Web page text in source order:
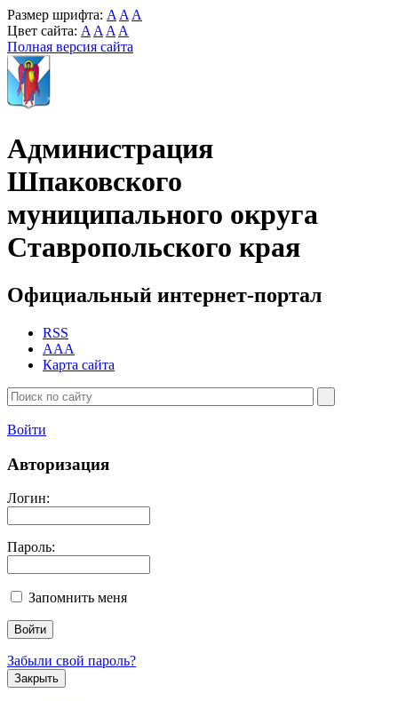
Размер шрифта: A A A
Цвет сайта: A A A A
Полная версия сайта
Администрация
Шпаковского
муниципального округа
Ставропольского края
Официальный интернет-портал
RSS
AAA
Карта сайта
Войти
Авторизация
Логин:
Пароль:
Запомнить меня
Забыли свой пароль?
Закрыть